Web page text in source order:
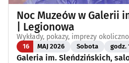
Noc Muzeów w Galerii
| Legionowa
Wykłady, pokazy, imprezy
16 MAJ 2026 Sobota godz.
Galeria im. Sleńdzińskich,